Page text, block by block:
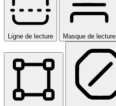
Ligne de lecture Masque de lecture